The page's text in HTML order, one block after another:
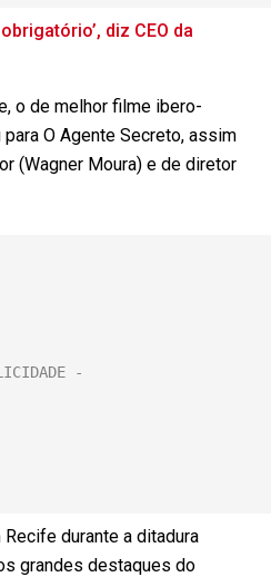
diz CEO da
o de melhor filme ibero-
O Agente Secreto, assim
(Wagner Moura) e de diretor
durante a ditadura
grandes destaques do